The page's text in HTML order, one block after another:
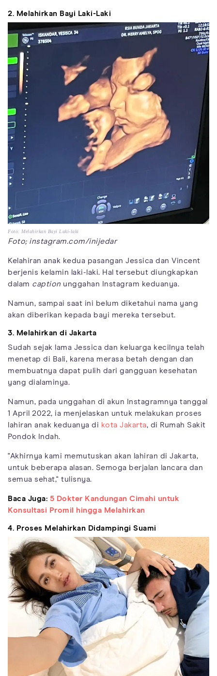
2. Melahirkan Bayi Laki-Laki
Foto: Melahirkan Bayi Laki-laki
Foto; instagram.com/inijedar
Kelahiran anak kedua pasangan Jessica dan Vincent
berjenis kelamin laki-laki. Hal tersebut diungkapkan
dalam caption unggahan Instagram keduanya.
Namun, sampai saat ini belum diketahui nama yang
akan diberikan kepada bayi mereka tersebut.
3. Melahirkan di Jakarta
Sudah sejak lama Jessica dan keluarga kecilnya telah
menetap di Bali, karena merasa betah dengan dan
membuatnya dapat pulih dari gangguan kesehatan
yang dialaminya.
Namun, pada unggahan di akun Instagramnya tanggal
1 April 2022, ia menjelaskan untuk melakukan proses
lahiran anak keduanya di kota Jakarta, di Rumah Sakit
Pondok Indah.
"Akhirnya kami memutuskan akan lahiran di Jakarta,
untuk beberapa alasan. Semoga berjalan lancara dan
semua sehat," tulisnya.
Baca Juga: 5 Dokter Kandungan Cimahi untuk
Konsultasi Promil hingga Melahirkan
4. Proses Melahirkan Didampingi Suami